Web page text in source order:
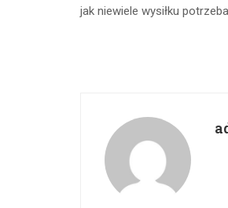
jak niewiele wysiłku